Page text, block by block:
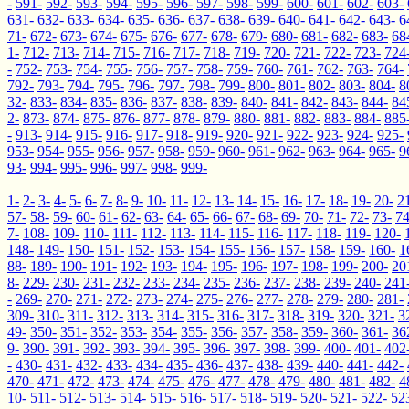
631- 632- 633- 634- 635- 636- 637- 638- 639- 640- 641- 642- 643-
71- 672- 673- 674- 675- 676- 677- 678- 679- 680- 681- 682- 683-
1- 712- 713- 714- 715- 716- 717- 718- 719- 720- 721- 722- 723-
- 752- 753- 754- 755- 756- 757- 758- 759- 760- 761- 762- 763- 764-
792- 793- 794- 795- 796- 797- 798- 799- 800- 801- 802- 803- 804-
32- 833- 834- 835- 836- 837- 838- 839- 840- 841- 842- 843- 844-
2- 873- 874- 875- 876- 877- 878- 879- 880- 881- 882- 883- 884-
- 913- 914- 915- 916- 917- 918- 919- 920- 921- 922- 923- 924- 925-
953- 954- 955- 956- 957- 958- 959- 960- 961- 962- 963- 964- 965-
93- 994- 995- 996- 997- 998- 999-
1- 2- 3- 4- 5- 6- 7- 8- 9- 10- 11- 12- 13- 14- 15- 16- 17- 18- 19- 20-
57- 58- 59- 60- 61- 62- 63- 64- 65- 66- 67- 68- 69- 70- 71- 72- 73-
7- 108- 109- 110- 111- 112- 113- 114- 115- 116- 117- 118- 119- 120-
148- 149- 150- 151- 152- 153- 154- 155- 156- 157- 158- 159- 160-
88- 189- 190- 191- 192- 193- 194- 195- 196- 197- 198- 199- 200-
8- 229- 230- 231- 232- 233- 234- 235- 236- 237- 238- 239- 240-
- 269- 270- 271- 272- 273- 274- 275- 276- 277- 278- 279- 280- 281-
309- 310- 311- 312- 313- 314- 315- 316- 317- 318- 319- 320- 321-
49- 350- 351- 352- 353- 354- 355- 356- 357- 358- 359- 360- 361-
9- 390- 391- 392- 393- 394- 395- 396- 397- 398- 399- 400- 401-
- 430- 431- 432- 433- 434- 435- 436- 437- 438- 439- 440- 441- 442-
470- 471- 472- 473- 474- 475- 476- 477- 478- 479- 480- 481- 482-
10- 511- 512- 513- 514- 515- 516- 517- 518- 519- 520- 521- 522-